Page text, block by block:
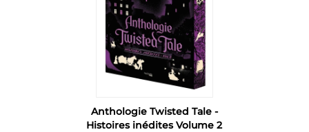
Anthologie Twisted Tale -
Histoires inédites Volume 2